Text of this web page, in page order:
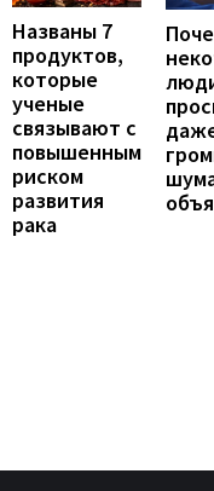
Названы 7
продуктов,
которые
ученые
связывают с
повышенным
риском
развития
рака